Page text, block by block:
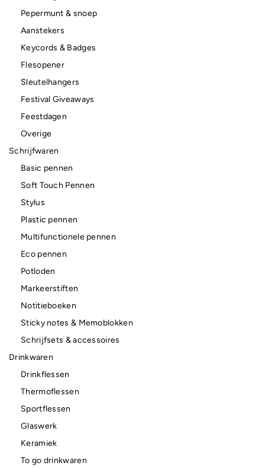
Pepermunt & snoep
Aanstekers
Keycords & Badges
Flesopener
Sleutelhangers
Festival Giveaways
Feestdagen
Overige
Schrijfwaren
Basic pennen
Soft Touch Pennen
Stylus
Plastic pennen
Multifunctionele pennen
Eco pennen
Potloden
Markeerstiften
Notitieboeken
Sticky notes & Memoblokken
Schrijfsets & accessoires
Drinkwaren
Drinkflessen
Thermoflessen
Sportflessen
Glaswerk
Keramiek
To go drinkwaren